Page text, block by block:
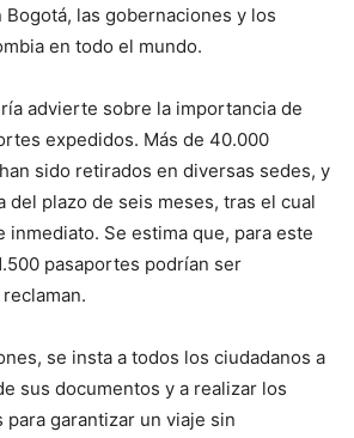
las gobernaciones y los
en todo el mundo.
advierte sobre la importancia de
expedidos. Más de 40.000
sido retirados en diversas sedes, y
del plazo de seis meses, tras el cual
inmediato. Se estima que, para este
pasaportes podrían ser
se insta a todos los ciudadanos a
sus documentos y a realizar los
garantizar un viaje sin